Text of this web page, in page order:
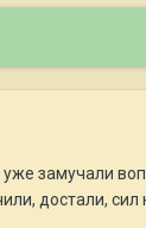
уже замучали
достали,